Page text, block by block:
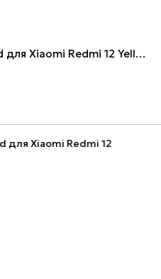
Чохол Colorfull Pocket Card для Xiaomi Redmi 12 Yellow